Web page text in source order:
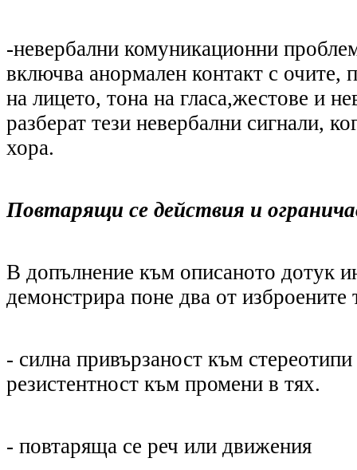
-невербални комуникационни
включва анормален контакт с очите,
на лицето, тона на гласа,жестове и
разберат тези невербални сигнали,
хора.
Повтарящи се действия и
В допълнение към описаното дотук
демонстрира поне два от изброените
- силна привързаност към
резистентност към промени в тях.
- повтаряща се реч или движения